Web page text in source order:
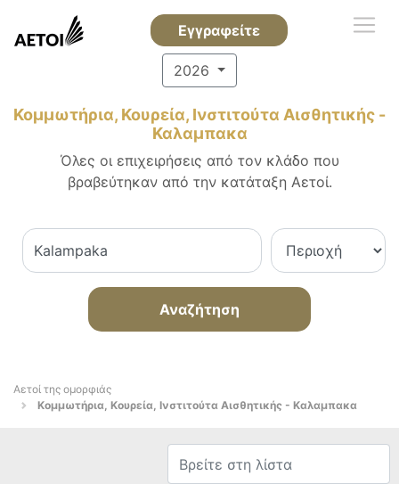
Εγγραφείτε
2026
Κομμωτήρια, Κουρεία, Ινστιτούτα Αισθητικής -
Καλαμπακα
Όλες οι επιχειρήσεις από τον κλάδο που
βραβεύτηκαν από την κατάταξη Αετοί.
Αναζήτηση
Αετοί της ομορφιάς
Κομμωτήρια, Κουρεία, Ινστιτούτα Αισθητικής - Καλαμπακα